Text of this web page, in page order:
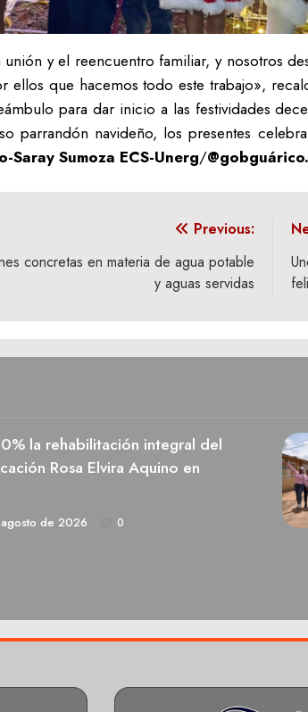
unión y el reencuentro familiar, y nosotros
ellos que hacemos todo este trabajo»,
para dar inicio a las festividades
navideño, los presentes
Saray Sumoza ECS-Unerg/@gobguárico.
Previous:
concretas en materia de agua potable
y aguas servidas
la rehabilitación integral del
Rosa Elvira Aquino en
de 2026 0